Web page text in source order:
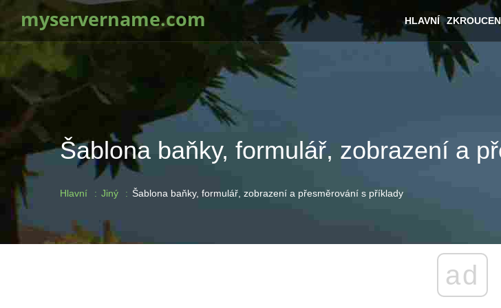
myservername.com HLAVNÍ
Šablona baňky, formulář, zobrazení a
Hlavní Jiný Šablona baňky, formulář, zobrazení a přesměrování s příklady
ad